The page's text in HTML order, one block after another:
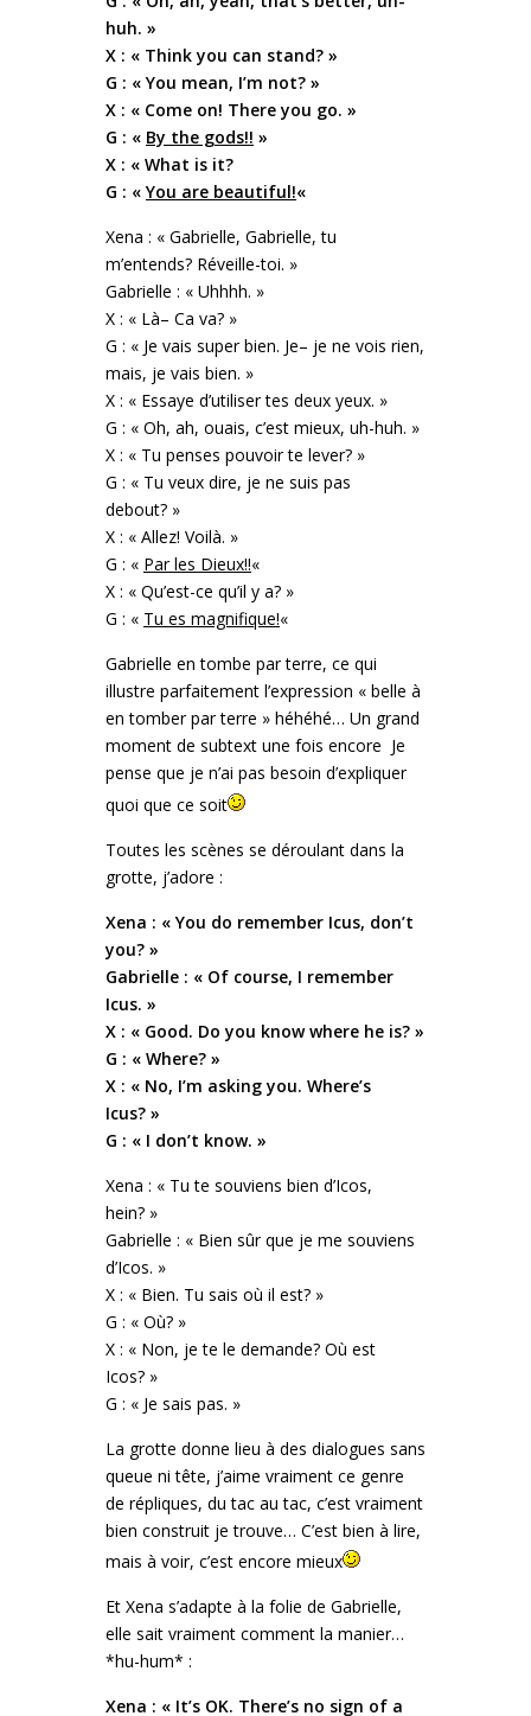
huh. »
X : « Think you can stand? »
G : « You mean, I’m not? »
X : « Come on! There you go. »
G : « By the gods!! »
X : « What is it?
G : «You are beautiful!«
Xena : « Gabrielle, Gabrielle, tu
m’entends? Réveille-toi. »
Gabrielle : « Uhhhh. »
X : « Là– Ca va? »
G : « Je vais super bien. Je– je ne vois rien,
mais, je vais bien. »
X : « Essaye d’utiliser tes deux yeux. »
G : « Oh, ah, ouais, c’est mieux, uh-huh. »
X : « Tu penses pouvoir te lever? »
G : « Tu veux dire, je ne suis pas
debout? »
X : « Allez! Voilà. »
G : « Par les Dieux!!«
X : « Qu’est-ce qu’il y a? »
G : « Tu es magnifique!«
Gabrielle en tombe par terre, ce qui
illustre parfaitement l’expression « belle à
en tomber par terre » héhéhé… Un grand
moment de subtext une fois encore Je
pense que je n’ai pas besoin d’expliquer
quoi que ce soit
Toutes les scènes se déroulant dans la
grotte, j’adore :
Xena : « You do remember Icus, don’t
you? »
Gabrielle : « Of course, I remember
Icus. »
X : « Good. Do you know where he is? »
G : « Where? »
X : « No, I’m asking you. Where’s
Icus? »
G : « I don’t know. »
Xena : « Tu te souviens bien d’Icos,
hein? »
Gabrielle : « Bien sûr que je me souviens
d’Icos. »
X : « Bien. Tu sais où il est? »
G : « Où? »
X : « Non, je te le demande? Où est
Icos? »
G : « Je sais pas. »
La grotte donne lieu à des dialogues sans
queue ni tête, j’aime vraiment ce genre
de répliques, du tac au tac, c’est vraiment
bien construit je trouve… C’est bien à lire,
mais à voir, c’est encore mieux
Et Xena s’adapte à la folie de Gabrielle,
elle sait vraiment comment la manier…
*hu-hum* :
Xena : « It’s OK. There’s no sign of a